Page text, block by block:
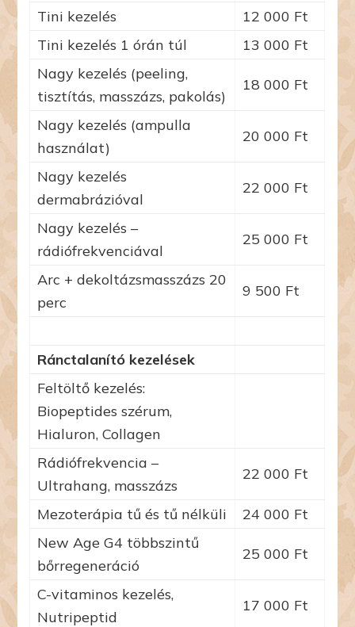
Tini kezelés
12 000 Ft
Tini kezelés 1 órán túl
13 000 Ft
Nagy kezelés (peeling,
tisztítás, masszázs, pakolás)
18 000 Ft
Nagy kezelés (ampulla
használat)
20 000 Ft
Nagy kezelés
dermabrázióval
22 000 Ft
Nagy kezelés –
rádiófrekvenciával
25 000 Ft
Arc + dekoltázsmasszázs 20
perc
9 500 Ft
Ránctalanító kezelések
Feltöltő kezelés:
Biopeptides szérum,
Hialuron, Collagen
Rádiófrekvencia –
Ultrahang, masszázs
22 000 Ft
Mezoterápia tű és tű nélküli
24 000 Ft
New Age G4 többszintű
bőrregeneráció
25 000 Ft
C-vitaminos kezelés,
Nutripeptid
17 000 Ft